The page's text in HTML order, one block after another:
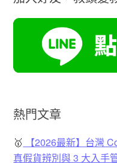
熱門文章
🥇
【2026最新】台灣
真假貨辨別與 3 大入手